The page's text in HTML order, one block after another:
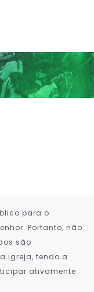
para o
Portanto, não
são
igreja, tendo a
ativamente